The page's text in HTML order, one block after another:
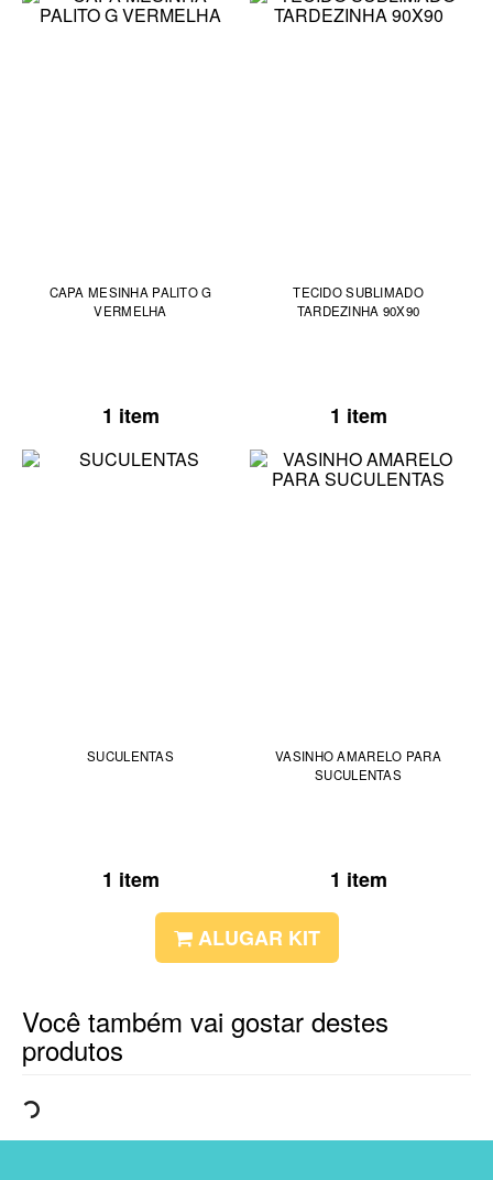
CAPA MESINHA PALITO G
VERMELHA
1 item
TECIDO SUBLIMADO
TARDEZINHA 90X90
1 item
SUCULENTAS
1 item
VASINHO AMARELO PARA
SUCULENTAS
1 item
ALUGAR KIT
Você também vai gostar destes
produtos